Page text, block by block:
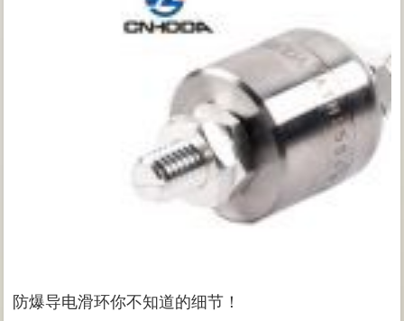
防爆导电滑环你不知道的细节！